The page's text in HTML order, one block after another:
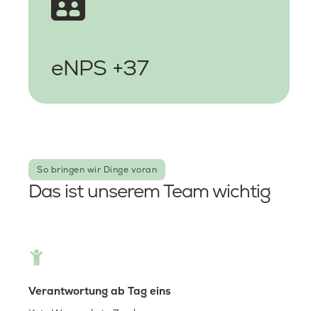
eNPS +37
So bringen wir Dinge voran
Das ist unserem Team wichtig
Verantwortung ab Tag eins